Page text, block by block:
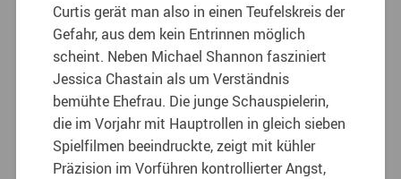
Curtis gerät man also in einen Teufelskreis der
Gefahr, aus dem kein Entrinnen möglich
scheint. Neben Michael Shannon fasziniert
Jessica Chastain als um Verständnis
bemühte Ehefrau. Die junge Schauspielerin,
die im Vorjahr mit Hauptrollen in gleich sieben
Spielfilmen beeindruckte, zeigt mit kühler
Präzision im Vorführen kontrollierter Angst,